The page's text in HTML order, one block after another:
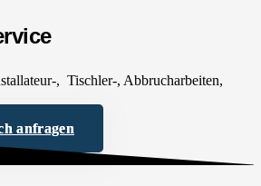
, Tischler-, Abbrucharbeiten,
anfragen